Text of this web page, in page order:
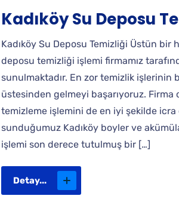
Kadıköy Su Deposu
Kadıköy Su Deposu Temizliği Üstün bir
deposu temizliği işlemi firmamız
sunulmaktadır. En zor temizlik işlerinin
üstesinden gelmeyi başarıyoruz. Firma
temizleme işlemini de en iyi şekilde icra
sunduğumuz Kadıköy boyler ve
işlemi son derece tutulmuş bir […]
Detay...